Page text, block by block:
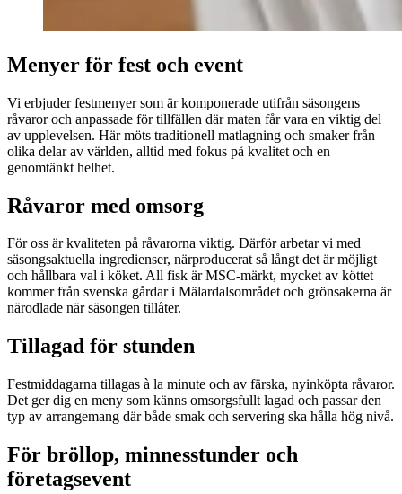
Menyer för fest och event
Vi erbjuder festmenyer som är komponerade utifrån säsongens
råvaror och anpassade för tillfällen där maten får vara en viktig del
av upplevelsen. Här möts traditionell matlagning och smaker från
olika delar av världen, alltid med fokus på kvalitet och en
genomtänkt helhet.
Råvaror med omsorg
För oss är kvaliteten på råvarorna viktig. Därför arbetar vi med
säsongsaktuella ingredienser, närproducerat så långt det är möjligt
och hållbara val i köket. All fisk är MSC-märkt, mycket av köttet
kommer från svenska gårdar i Mälardalsområdet och grönsakerna är
närodlade när säsongen tillåter.
Tillagad för stunden
Festmiddagarna tillagas à la minute och av färska, nyinköpta råvaror.
Det ger dig en meny som känns omsorgsfullt lagad och passar den
typ av arrangemang där både smak och servering ska hålla hög nivå.
För bröllop, minnesstunder och
företagsevent